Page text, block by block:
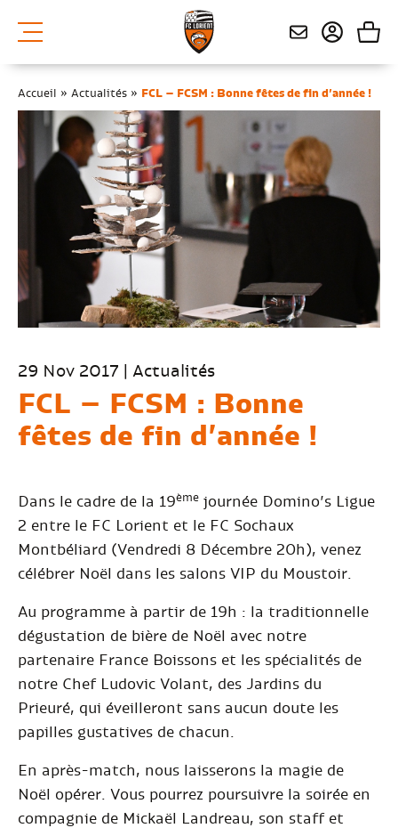
Accueil » Actualités » FCL – FCSM : Bonne fêtes de fin d’année !
29 Nov 2017 | Actualités
FCL – FCSM :
Bonne
fêtes de fin d’année !
Dans le cadre de la 19ème journée Domino’s Ligue
2 entre le FC Lorient et le FC Sochaux
Montbéliard (Vendredi 8 Décembre 20h), venez
célébrer Noël dans les salons VIP du Moustoir.
Au programme à partir de 19h : la traditionnelle
dégustation de bière de Noël avec notre
partenaire France Boissons et les spécialités de
notre Chef Ludovic Volant, des Jardins du
Prieuré, qui éveilleront sans aucun doute les
papilles gustatives de chacun.
En après-match, nous laisserons la magie de
Noël opérer. Vous pourrez poursuivre la soirée en
compagnie de Mickaël Landreau, son staff et